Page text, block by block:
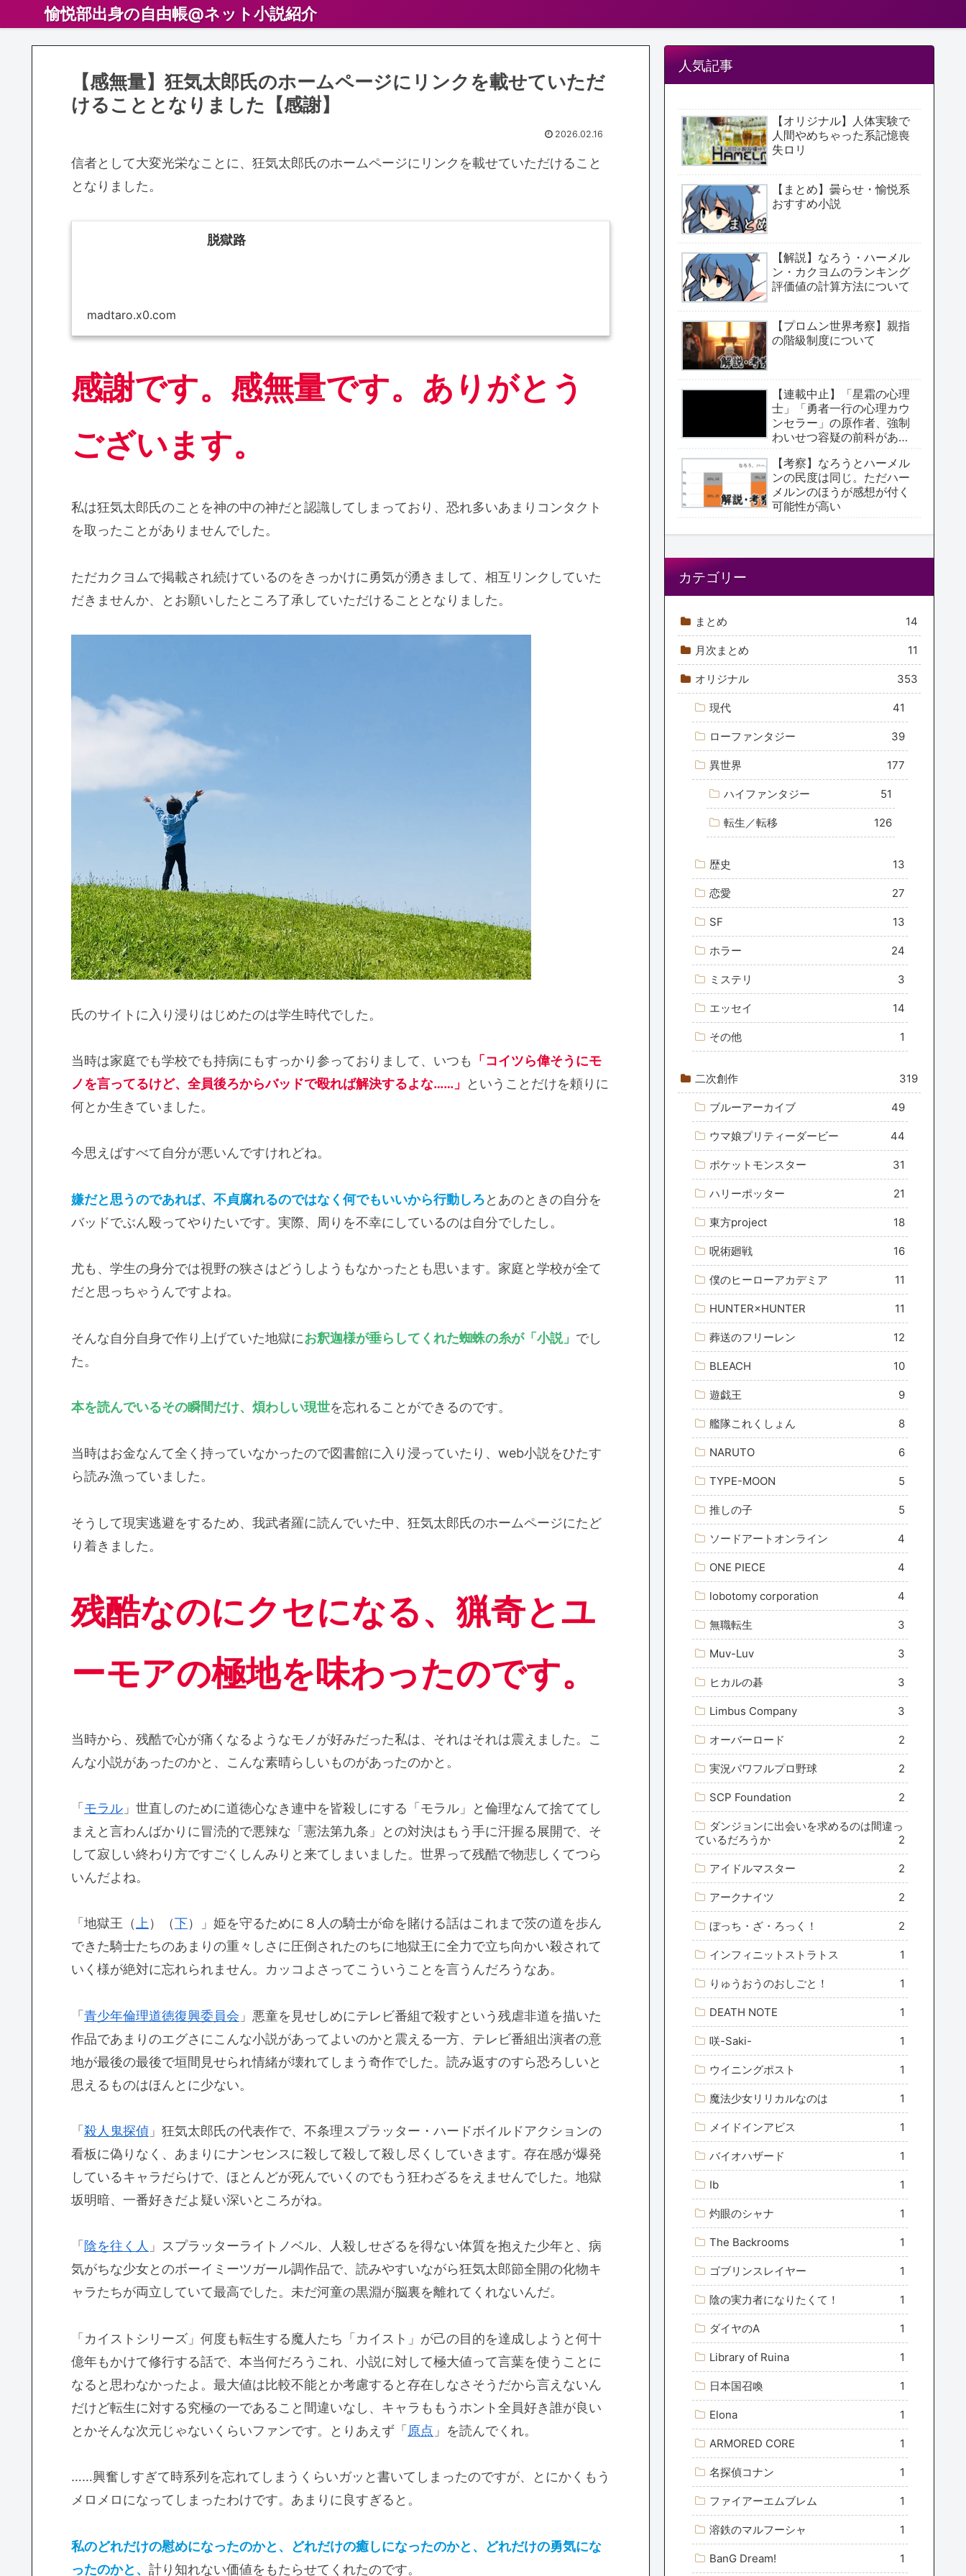
愉悦部出身の自由帳@ネット小説紹介
【感無量】狂気太郎氏のホームページにリンクを載せていただ
けることとなりました【感謝】
2026.02.16
信者として大変光栄なことに、狂気太郎氏のホームページにリンクを載せていただけること
となりました。
脱獄路
madtaro.x0.com
感謝です。感無量です。ありがとう
ございます。
私は狂気太郎氏のことを神の中の神だと認識してしまっており、恐れ多いあまりコンタクト
を取ったことがありませんでした。
ただカクヨムで掲載され続けているのをきっかけに勇気が湧きまして、相互リンクしていた
だきませんか、とお願いしたところ了承していただけることとなりました。
氏のサイトに入り浸りはじめたのは学生時代でした。
当時は家庭でも学校でも持病にもすっかり参っておりまして、いつも
「コイツら偉そうにモ
ノを言ってるけど、全員後ろからバッドで殴れば解決するよな……」
ということだけを頼りに
何とか生きていました。
今思えばすべて自分が悪いんですけれどね。
嫌だと思うのであれば、不貞腐れるのではなく何でもいいから行動しろとあのときの自分を
バッドでぶん殴ってやりたいです。実際、周りを不幸にしているのは自分でしたし。
尤も、学生の身分では視野の狭さはどうしようもなかったとも思います。家庭と学校が全て
だと思っちゃうんですよね。
そんな自分自身で作り上げていた地獄にお釈迦様が垂らしてくれた蜘蛛の糸が「小説」 でし
た。
本を読んでいるその瞬間だけ、煩わしい現世を忘れることができるのです。
当時はお金なんて全く持っていなかったので図書館に入り浸っていたり、web小説をひたす
ら読み漁っていました。
そうして現実逃避をするため、我武者羅に読んでいた中、狂気太郎氏のホームページにたど
り着きました。
残酷なのにクセになる、猟奇とユ
ーモアの極地を味わったのです。
当時から、残酷で心が痛くなるようなモノが好みだった私は、それはそれは震えました。こ
んな小説があったのかと、こんな素晴らしいものがあったのかと。
「 モラル 」世直しのために道徳心なき連中を皆殺しにする「モラル」と倫理なんて捨ててし
まえと言わんばかりに冒涜的で悪辣な「憲法第九条」との対決はもう手に汗握る展開で、そ
して寂しい終わり方ですごくしんみりと来てしまいました。世界って残酷で物悲しくてつら
いんだよね。
「地獄王（上）（下）」姫を守るために８人の騎士が命を賭ける話はこれまで茨の道を歩ん
できた騎士たちのあまりの重々しさに圧倒されたのちに地獄王に全力で立ち向かい殺されて
いく様が絶対に忘れられません。カッコよさってこういうことを言うんだろうなあ。
「青少年倫理道徳復興委員会 」悪童を見せしめにテレビ番組で殺すという残虐非道を描いた
作品であまりのエグさにこんな小説があってよいのかと震える一方、テレビ番組出演者の意
地が最後の最後で垣間見せられ情緒が壊れてしまう奇作でした。読み返すのすら恐ろしいと
思えるものはほんとに少ない。
「 殺人鬼探偵 」狂気太郎氏の代表作で、不条理スプラッター・ハードボイルドアクションの
看板に偽りなく、あまりにナンセンスに殺して殺して殺し尽くしていきます。存在感が爆発
しているキャラだらけで、ほとんどが死んでいくのでもう狂わざるをえませんでした。地獄
坂明暗、一番好きだよ疑い深いところがね。
「 陰を往く人 」スプラッターライトノベル、人殺しせざるを得ない体質を抱えた少年と、病
気がちな少女とのボーイミーツガール調作品で、読みやすいながら狂気太郎節全開の化物キ
ャラたちが両立していて最高でした。未だ河童の黒淵が脳裏を離れてくれないんだ。
「カイストシリーズ」何度も転生する魔人たち「カイスト」が己の目的を達成しようと何十
億年もかけて修行する話で、本当何だろうこれ、小説に対して極大値って言葉を使うことに
なると思わなかったよ。最大値は比較不能とか考慮すると存在しなさそうだから言えないん
だけど転生に対する究極の一であること間違いなし、キャラももうホント全員好き誰が良い
とかそんな次元じゃないくらいファンです。とりあえず「 原点 」を読んでくれ。
……興奮しすぎて時系列を忘れてしまうくらいガッと書いてしまったのですが、とにかくもう
メロメロになってしまったわけです。あまりに良すぎると。
私のどれだけの慰めになったのかと、どれだけの癒しになったのかと、どれだけの勇気にな
ったのかと、 計り知れない価値をもたらせてくれたのです。
人気記事
【オリジナル】人体実験で
人間やめちゃった系記憶喪
失ロリ
【まとめ】曇らせ・愉悦系
おすすめ小説
【解説】なろう・ハーメル
ン・カクヨムのランキング
評価値の計算方法について
【プロムン世界考察】親指
の階級制度について
【連載中止】「星霜の心理
士」「勇者一行の心理カウ
ンセラー」の原作者、強制
わいせつ容疑の前科があっ
【考察】なろうとハーメル
ンの民度は同じ。ただハー
メルンのほうが感想が付く
可能性が高い
カテゴリー
まとめ 14
月次まとめ 11
オリジナル 353
現代 41
ローファンタジー 39
異世界 177
ハイファンタジー 51
転生／転移 126
歴史 13
恋愛 27
SF 13
ホラー 24
ミステリ 3
エッセイ 14
その他 1
二次創作 319
ブルーアーカイブ 49
ウマ娘プリティーダービー 44
ポケットモンスター 31
ハリーポッター 21
東方project 18
呪術廻戦 16
僕のヒーローアカデミア 11
HUNTER×HUNTER 11
葬送のフリーレン 12
BLEACH 10
遊戯王 9
艦隊これくしょん 8
NARUTO 6
TYPE-MOON 5
推しの子 5
ソードアートオンライン 4
ONE PIECE 4
lobotomy corporation 4
無職転生 3
Muv-Luv 3
ヒカルの碁 3
Limbus Company 3
オーバーロード 2
実況パワフルプロ野球 2
SCP Foundation 2
ダンジョンに出会いを求めるのは間違っ
ているだろうか
2
アイドルマスター 2
アークナイツ 2
ぼっち・ざ・ろっく！ 2
インフィニットストラトス 1
りゅうおうのおしごと！ 1
DEATH NOTE 1
咲-Saki- 1
ウイニングポスト 1
魔法少女リリカルなのは 1
メイドインアビス 1
バイオハザード 1
Ib 1
灼眼のシャナ 1
The Backrooms 1
ゴブリンスレイヤー 1
陰の実力者になりたくて！ 1
ダイヤのA 1
Library of Ruina 1
日本国召喚 1
Elona 1
ARMORED CORE 1
名探偵コナン 1
ファイアーエムブレム 1
溶鉄のマルフーシャ 1
BanG Dream! 1